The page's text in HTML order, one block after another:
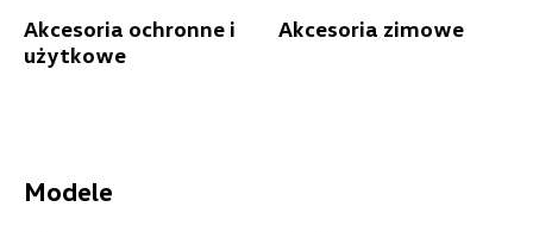
Akcesoria ochronne i
użytkowe
Akcesoria zimowe
Auto-Blak
Modele